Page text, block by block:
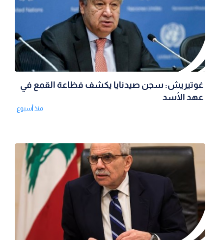
غوتيريش: سجن صيدنايا يكشف فظاعة القمع في
عهد الأسد
منذ أسبوع